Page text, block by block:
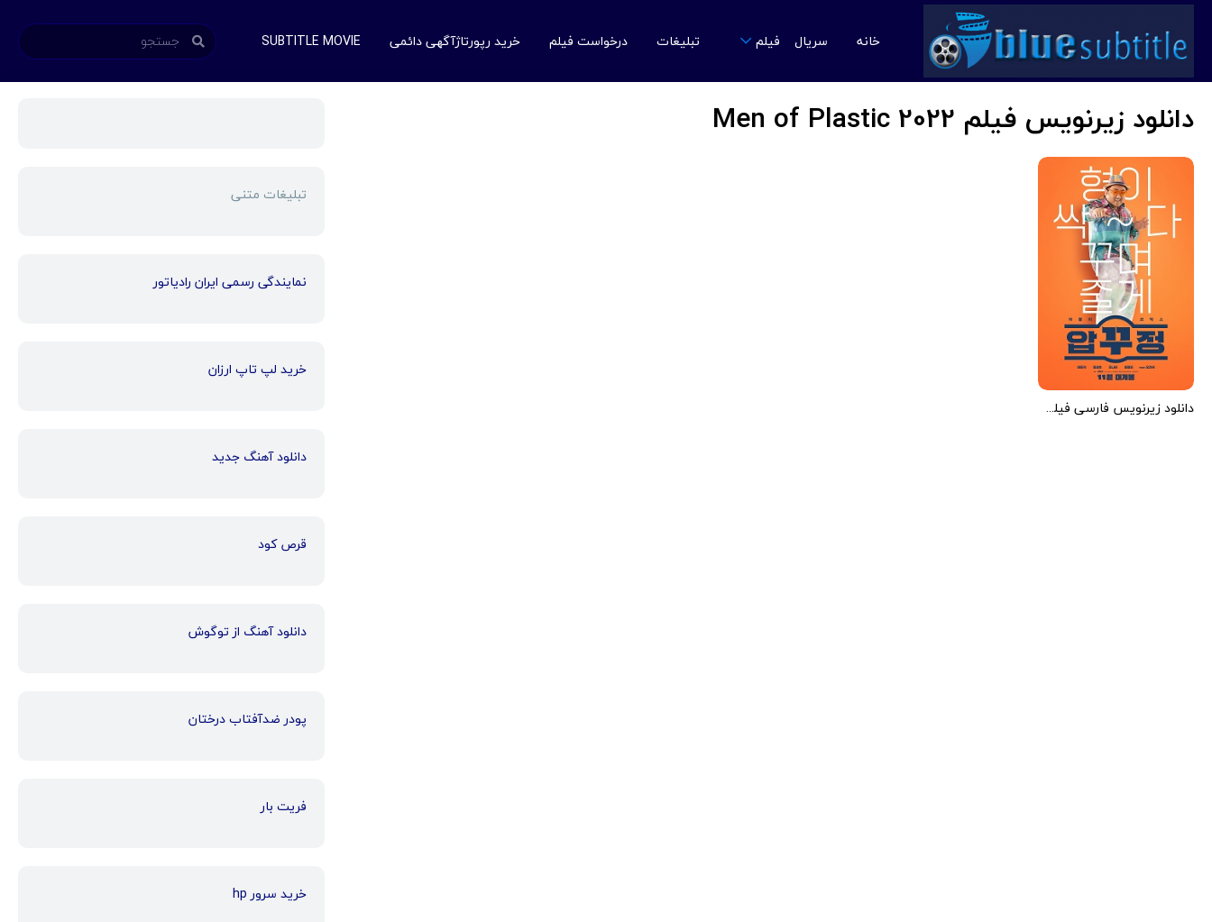
خانه سریال فیلم تبلیغات درخواست فیلم خرید رپورتاژآگهی دائمی SUBTITLE MOVIE
دانلود زیرنویس فیلم Men of Plastic 2022
دانلود زیرنویس فارسی فیلم Men of Plastic 2022
تبلیغات متنی
نمایندگی رسمی ایران رادیاتور
خرید لپ تاپ ارزان
دانلود آهنگ جدید
قرص کود
دانلود آهنگ از توگوش
پودر ضدآفتاب درختان
فریت بار
خرید سرور hp